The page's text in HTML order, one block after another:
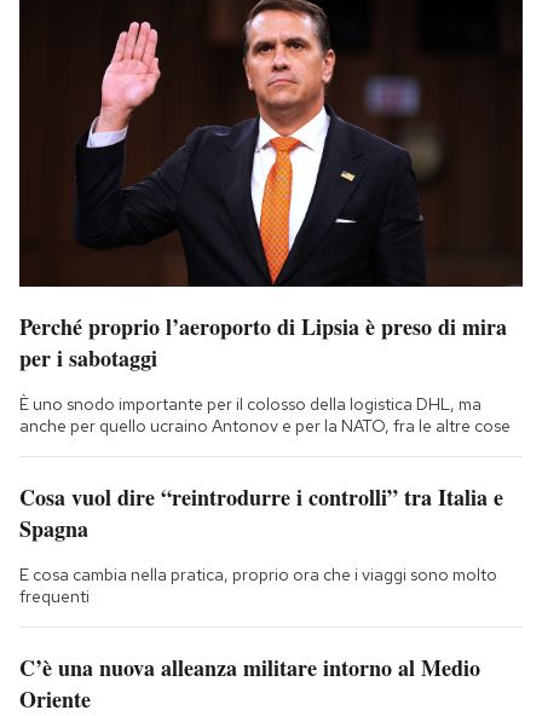
Perché proprio l’aeroporto di Lipsia è preso di mira
per i sabotaggi
È uno snodo importante per il colosso della logistica DHL, ma
anche per quello ucraino Antonov e per la NATO, fra le altre cose
Cosa vuol dire “reintrodurre i controlli” tra Italia e
Spagna
E cosa cambia nella pratica, proprio ora che i viaggi sono molto
frequenti
C’è una nuova alleanza militare intorno al Medio
Oriente